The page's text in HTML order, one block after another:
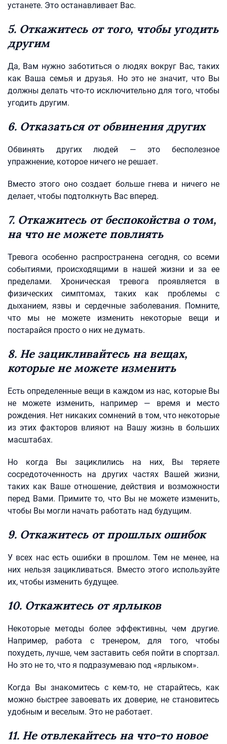
устанете. Это останавливает Вас.
5. Откажитесь от того, чтобы угодить
другим
Да, Вам нужно заботиться о людях вокруг Вас, таких
как Ваша семья и друзья. Но это не значит, что Вы
должны делать что-то исключительно для того, чтобы
угодить другим.
6. Отказаться от обвинения других
Обвинять других людей — это бесполезное
упражнение, которое ничего не решает.
Вместо этого оно создает больше гнева и ничего не
делает, чтобы подтолкнуть Вас вперед.
7. Откажитесь от беспокойства о том,
на что не можете повлиять
Тревога особенно распространена сегодня, со всеми
событиями, происходящими в нашей жизни и за ее
пределами. Хроническая тревога проявляется в
физических симптомах, таких как проблемы с
дыханием, язвы и сердечные заболевания. Помните,
что мы не можете изменить некоторые вещи и
постарайся просто о них не думать.
8. Не зацикливайтесь на вещах,
которые не можете изменить
Есть определенные вещи в каждом из нас, которые Вы
не можете изменить, например — время и место
рождения. Нет никаких сомнений в том, что некоторые
из этих факторов влияют на Вашу жизнь в больших
масштабах.
Но когда Вы зациклились на них, Вы теряете
сосредоточенность на других частях Вашей жизни,
таких как Ваше отношение, действия и возможности
перед Вами. Примите то, что Вы не можете изменить,
чтобы Вы могли начать работать над будущим.
9. Откажитесь от прошлых ошибок
У всех нас есть ошибки в прошлом. Тем не менее, на
них нельзя зацикливаться. Вместо этого используйте
их, чтобы изменить будущее.
10. Откажитесь от ярлыков
Некоторые методы более эффективны, чем другие.
Например, работа с тренером, для того, чтобы
похудеть, лучше, чем заставить себя пойти в спортзал.
Но это не то, что я подразумеваю под «ярлыком».
Когда Вы знакомитесь с кем-то, не старайтесь, как
можно быстрее завоевать их доверие, не становитесь
удобным и веселым. Это не работает.
11. Не отвлекайтесь на что-то новое